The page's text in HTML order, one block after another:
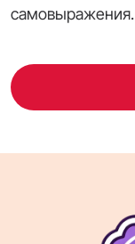
самовыражения.